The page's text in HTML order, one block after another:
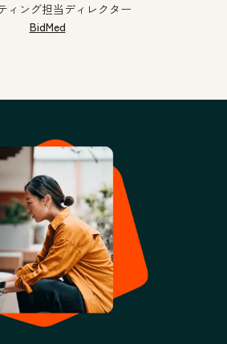
ィング担当ディレクター
BidMed